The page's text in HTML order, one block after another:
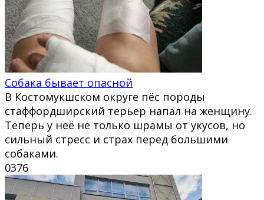
Собака бывает опасной
В Костомукшском округе пёс породы
стаффордширский терьер напал на женщину.
Теперь у неё не только шрамы от укусов, но
сильный стресс и страх перед большими
собаками.
0376